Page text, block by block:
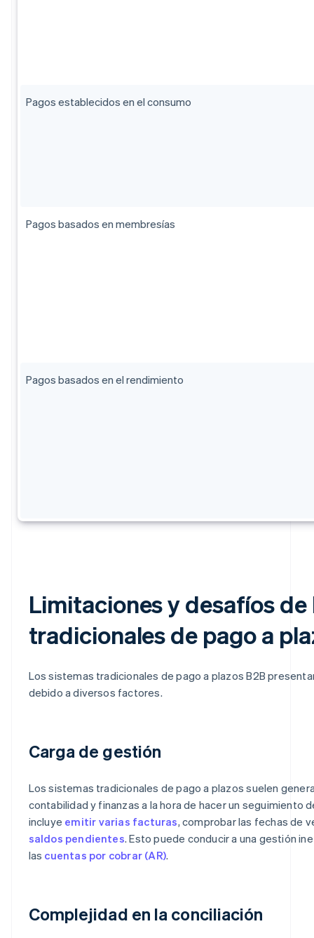
Pagos establecidos en el consumo
Pagos basados en membresías
Pagos basados en el rendimiento
Limitaciones y desafíos de
tradicionales de pago a
Los sistemas tradicionales de pago a plazos B2B
debido a diversos factores.
Carga de gestión
Los sistemas tradicionales de pago a plazos suelen
contabilidad y finanzas a la hora de hacer un seguimiento
incluye emitir varias facturas, comprobar las fechas de
saldos pendientes. Esto puede conducir a una gestión
las cuentas por cobrar (AR).
Complejidad en la conciliación